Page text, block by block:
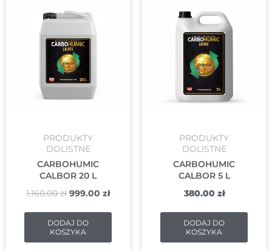
PRODUKTY
DOLISTNE
CARBOHUMIC
CALBOR 20 L
1,160.00zł
cena
wynosiła:
1,160.00 zł.
999.00 zł
DODAJ DO
KOSZYKA
PRODUKTY
DOLISTNE
CARBOHUMIC
CALBOR 5 L
380.00 zł
DODAJ DO
KOSZYKA